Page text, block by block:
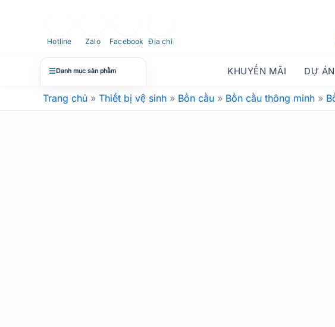
☰ Danh mục sản phẩm
Hotline Zalo Facebook Địa chỉ
KHUYẾN MÃI DỰ
Trang chủ » Thiết bị vệ sinh » Bồn cầu » Bồn cầu thông minh »